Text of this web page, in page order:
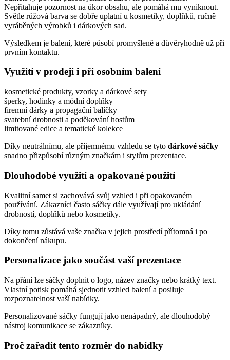
Nepřitahuje pozornost na úkor obsahu, ale pomáhá mu vyniknout.
Světle růžová barva se dobře uplatní u kosmetiky, doplňků, ručně
vyráběných výrobků i dárkových sad.
Výsledkem je balení, které působí promyšleně a důvěryhodně už při
prvním kontaktu.
Využití v prodeji i při osobním balení
kosmetické produkty, vzorky a dárkové sety
šperky, hodinky a módní doplňky
firemní dárky a propagační balíčky
svatební drobnosti a poděkování hostům
limitované edice a tematické kolekce
Díky neutrálnímu, ale příjemnému vzhledu se tyto dárkové sáčky
snadno přizpůsobí různým značkám i stylům prezentace.
Dlouhodobé využití a opakované použití
Kvalitní samet si zachovává svůj vzhled i při opakovaném
používání. Zákazníci často sáčky dále využívají pro ukládání
drobností, doplňků nebo kosmetiky.
Díky tomu zůstává vaše značka v jejich prostředí přítomná i po
dokončení nákupu.
Personalizace jako součást vaší prezentace
Na přání lze sáčky doplnit o logo, název značky nebo krátký text.
Vlastní potisk pomáhá sjednotit vzhled balení a posiluje
rozpoznatelnost vaší nabídky.
Personalizované sáčky fungují jako nenápadný, ale dlouhodobý
nástroj komunikace se zákazníky.
Proč zařadit tento rozměr do nabídky